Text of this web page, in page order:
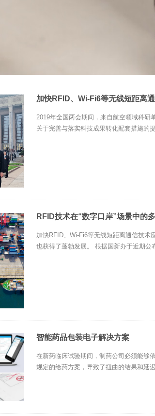
加快RFID、Wi-Fi6等无线短距离
2019年全国两会期间，来自航空领域科研
关于完善与落实科技成果转化配套措施的
RFID技术在“数字口岸”场景中的
加快RFID、Wi-Fi6等无线短距离通信技术
也获得了蓬勃发展。 根据国新办于近期公
智能药品包装电子解决方案
在新药临床试验期间，制药公司必须能够
规定的给药方案，导致了扭曲的结果和延